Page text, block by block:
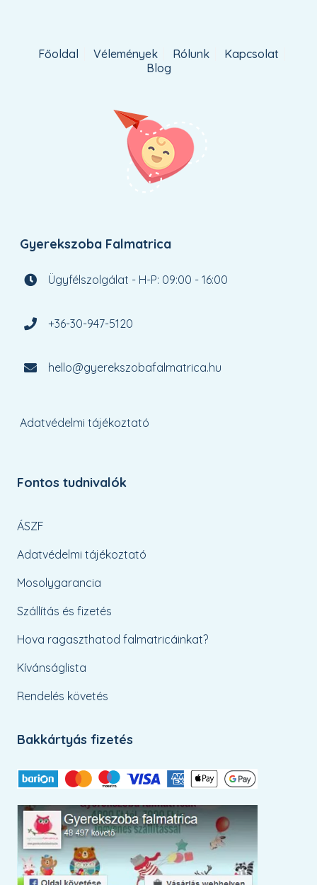
Főoldal Vélemények Rólunk
Kapcsolat
Blog
Gyerekszoba Falmatrica
Ügyfélszolgálat - H-P: 09:00 - 16:00
+36-30-947-5120
hello@gyerekszobafalmatrica.hu
Adatvédelmi tájékoztató
Fontos tudnivalók
ÁSZF
Adatvédelmi tájékoztató
Mosolygarancia
Szállítás és fizetés
Hova ragaszthatod falmatricáinkat?
Kívánságlista
Rendelés követés
Bakkártyás fizetés